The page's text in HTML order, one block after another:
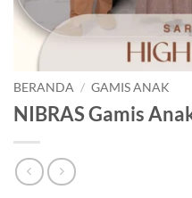
BERANDA / GAMIS ANAK
NIBRAS Gamis